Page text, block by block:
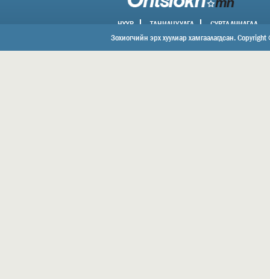
НҮҮР ТАНИЛЦУУЛГА СУРТАЛЧИЛГАА
ХОЛБОО БАРИХ
Зохиогчийн эрх хуулиар хамгаалагдсан.